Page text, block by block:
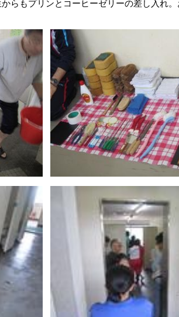
らもプリンとコーヒーゼリーの差し入れ。